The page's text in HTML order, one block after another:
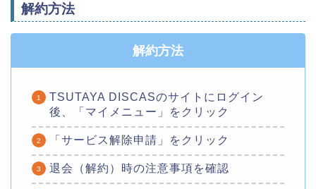
解約方法
解約方法
TSUTAYA DISCASのサイトにログイン
後、「マイメニュー」をクリック
「サービス解除申請」をクリック
退会（解約）時の注意事項を確認